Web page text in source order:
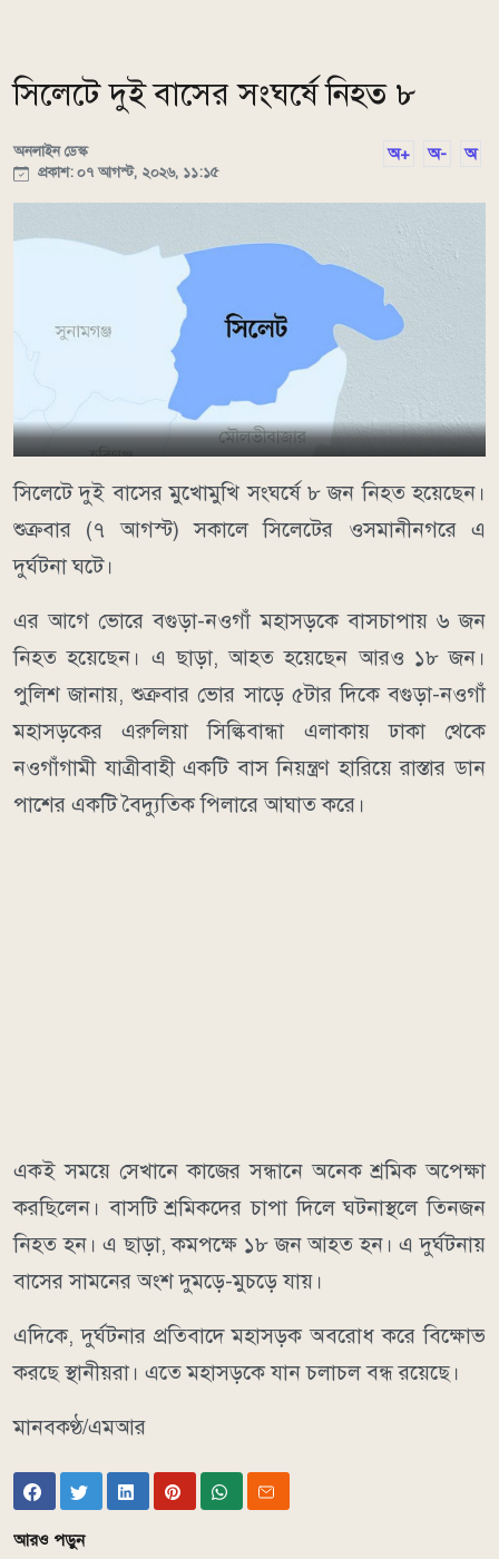
সিলেটে দুই বাসের সংঘর্ষে নিহত ৮
অনলাইন ডেস্ক
প্রকাশ: ০৭ আগস্ট, ২০২৬, ১১:১৫
অ+ অ- অ
সিলেটে দুই বাসের মুখোমুখি সংঘর্ষে ৮ জন নিহত হয়েছেন।
শুক্রবার (৭ আগস্ট) সকালে সিলেটের ওসমানীনগরে এ
দুর্ঘটনা ঘটে।
এর আগে ভোরে বগুড়া-নওগাঁ মহাসড়কে বাসচাপায় ৬ জন
নিহত হয়েছেন। এ ছাড়া, আহত হয়েছেন আরও ১৮ জন।
পুলিশ জানায়, শুক্রবার ভোর সাড়ে ৫টার দিকে বগুড়া-নওগাঁ
মহাসড়কের এরুলিয়া সিল্কিবান্ধা এলাকায় ঢাকা থেকে
নওগাঁগামী যাত্রীবাহী একটি বাস নিয়ন্ত্রণ হারিয়ে রাস্তার ডান
পাশের একটি বৈদ্যুতিক পিলারে আঘাত করে।
একই সময়ে সেখানে কাজের সন্ধানে অনেক শ্রমিক অপেক্ষা
করছিলেন। বাসটি শ্রমিকদের চাপা দিলে ঘটনাস্থলে তিনজন
নিহত হন। এ ছাড়া, কমপক্ষে ১৮ জন আহত হন। এ দুর্ঘটনায়
বাসের সামনের অংশ দুমড়ে-মুচড়ে যায়।
এদিকে, দুর্ঘটনার প্রতিবাদে মহাসড়ক অবরোধ করে বিক্ষোভ
করছে স্থানীয়রা। এতে মহাসড়কে যান চলাচল বন্ধ রয়েছে।
মানবকণ্ঠ/এমআর
আরও পড়ুন